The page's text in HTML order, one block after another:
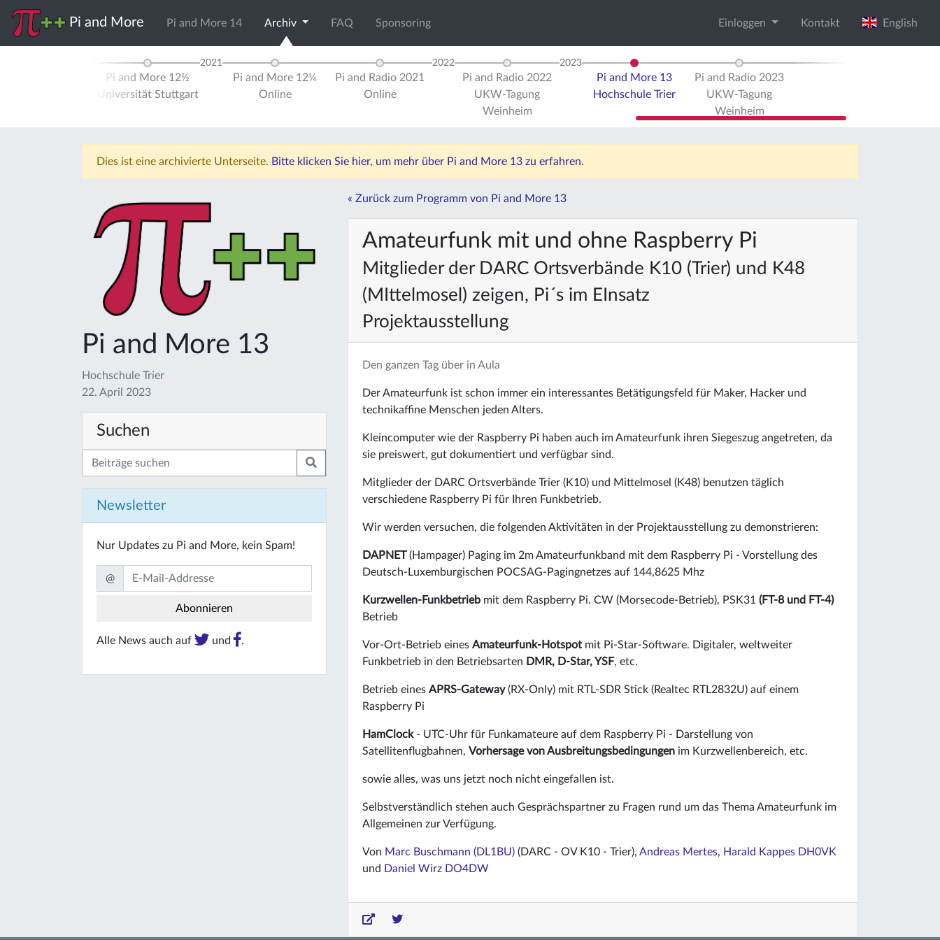
Pi and More Pi and More 14 Archiv FAQ Sponsoring Einloggen Kontakt English
Pi and More 12½
Universität Stuttgart
2021
Pi and More 12¼
Online
Pi and Radio 2021
Online
2022
Pi and Radio 2022
UKW-Tagung
Weinheim
2023
Pi and More 13
Hochschule Trier
Pi and Radio 2023
UKW-Tagung
Weinheim
Dies ist eine archivierte Unterseite. Bitte klicken Sie hier, um mehr über Pi and More 13 zu erfahren.
Pi and More 13
Hochschule Trier
22. April 2023
Suchen
Newsletter
Nur Updates zu Pi and More, kein Spam!
@
Alle News auch auf und .
« Zurück zum Programm von Pi and More 13
Amateurfunk mit und ohne Raspberry Pi
Mitglieder der DARC Ortsverbände K10 (Trier) und K48
(MIttelmosel) zeigen, Pi´s im EInsatz
Projektausstellung
Den ganzen Tag über in Aula
Der Amateurfunk ist schon immer ein interessantes Betätigungsfeld für Maker, Hacker und
technikaffine Menschen jeden Alters.
Kleincomputer wie der Raspberry Pi haben auch im Amateurfunk ihren Siegeszug angetreten, da
sie preiswert, gut dokumentiert und verfügbar sind.
Mitglieder der DARC Ortsverbände Trier (K10) und Mittelmosel (K48) benutzen täglich
verschiedene Raspberry Pi für Ihren Funkbetrieb.
Wir werden versuchen, die folgenden Aktivitäten in der Projektausstellung zu demonstrieren:
DAPNET(Hampager) Paging im 2m Amateurfunkband mit dem Raspberry Pi - Vorstellung des
Deutsch-Luxemburgischen POCSAG-Pagingnetzes auf 144,8625 Mhz
Kurzwellen-Funkbetrieb mit dem Raspberry Pi. CW (Morsecode-Betrieb), PSK31 (FT-8 und FT-4)
Betrieb
Vor-Ort-Betrieb eines Amateurfunk-Hotspot mit Pi-Star-Software. Digitaler, weltweiter
Funkbetrieb in den Betriebsarten DMR, D-Star, YSF, etc.
Betrieb eines APRS-Gateway(RX-Only) mit RTL-SDR Stick (Realtec RTL2832U) auf einem
Raspberry Pi
HamClock- UTC-Uhr für Funkamateure auf dem Raspberry Pi - Darstellung von
Satellitenflugbahnen, Vorhersage von Ausbreitungsbedingungen im Kurzwellenbereich, etc.
sowie alles, was uns jetzt noch nicht eingefallen ist.
Selbstverständlich stehen auch Gesprächspartner zu Fragen rund um das Thema Amateurfunk im
Allgemeinen zur Verfügung.
Von Marc Buschmann (DL1BU) (DARC - OV K10 - Trier), Andreas Mertes, Harald Kappes DH0VK
und Daniel Wirz DO4DW